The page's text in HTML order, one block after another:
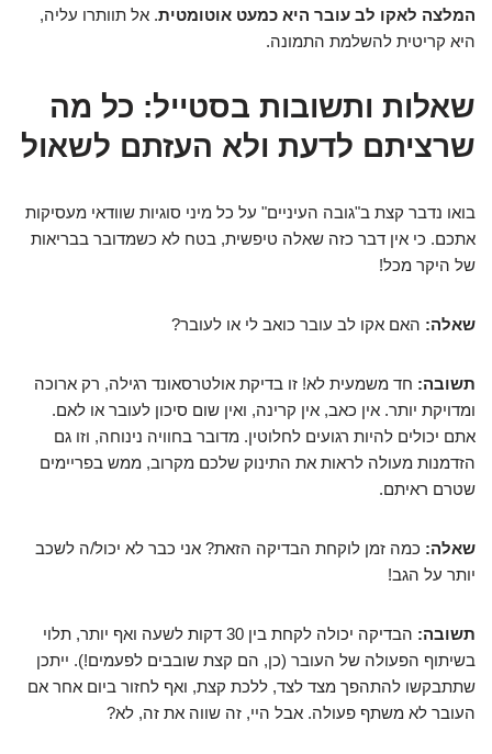
המלצה לאקו לב עובר היא כמעט אוטומטית. אל תוותרו עליה,
היא קריטית להשלמת התמונה.
שאלות ותשובות בסטייל: כל מה
שרציתם לדעת ולא העזתם לשאול
בואו נדבר קצת ב"גובה העיניים" על כל מיני סוגיות שוודאי מעסיקות
אתכם. כי אין דבר כזה שאלה טיפשית, בטח לא כשמדובר בבריאות
של היקר מכל!
שאלה: האם אקו לב עובר כואב לי או לעובר?
תשובה: חד משמעית לא! זו בדיקת אולטרסאונד רגילה, רק ארוכה
ומדויקת יותר. אין כאב, אין קרינה, ואין שום סיכון לעובר או לאם.
אתם יכולים להיות רגועים לחלוטין. מדובר בחוויה נינוחה, וזו גם
הזדמנות מעולה לראות את התינוק שלכם מקרוב, ממש בפריימים
שטרם ראיתם.
שאלה: כמה זמן לוקחת הבדיקה הזאת? אני כבר לא יכול/ה לשכב
יותר על הגב!
תשובה:
הבדיקה יכולה לקחת בין 30 דקות לשעה ואף יותר, תלוי
בשיתוף הפעולה של העובר (כן, הם קצת שובבים לפעמים!). ייתכן
שתתבקשו להתהפך מצד לצד, ללכת קצת, ואף לחזור ביום אחר אם
העובר לא משתף פעולה. אבל היי, זה שווה את זה, לא?